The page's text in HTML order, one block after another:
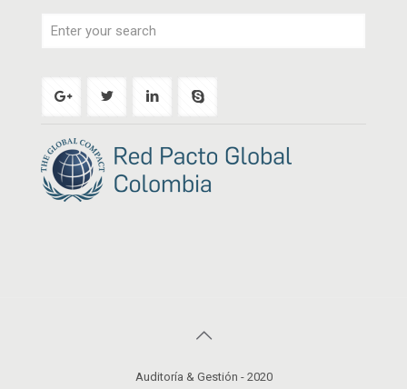
Auditoría & Gestión - 2020